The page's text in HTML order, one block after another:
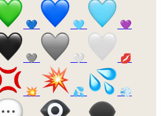
💙 🩵 💜
🩶 🤍 💋
💥 💦 💨